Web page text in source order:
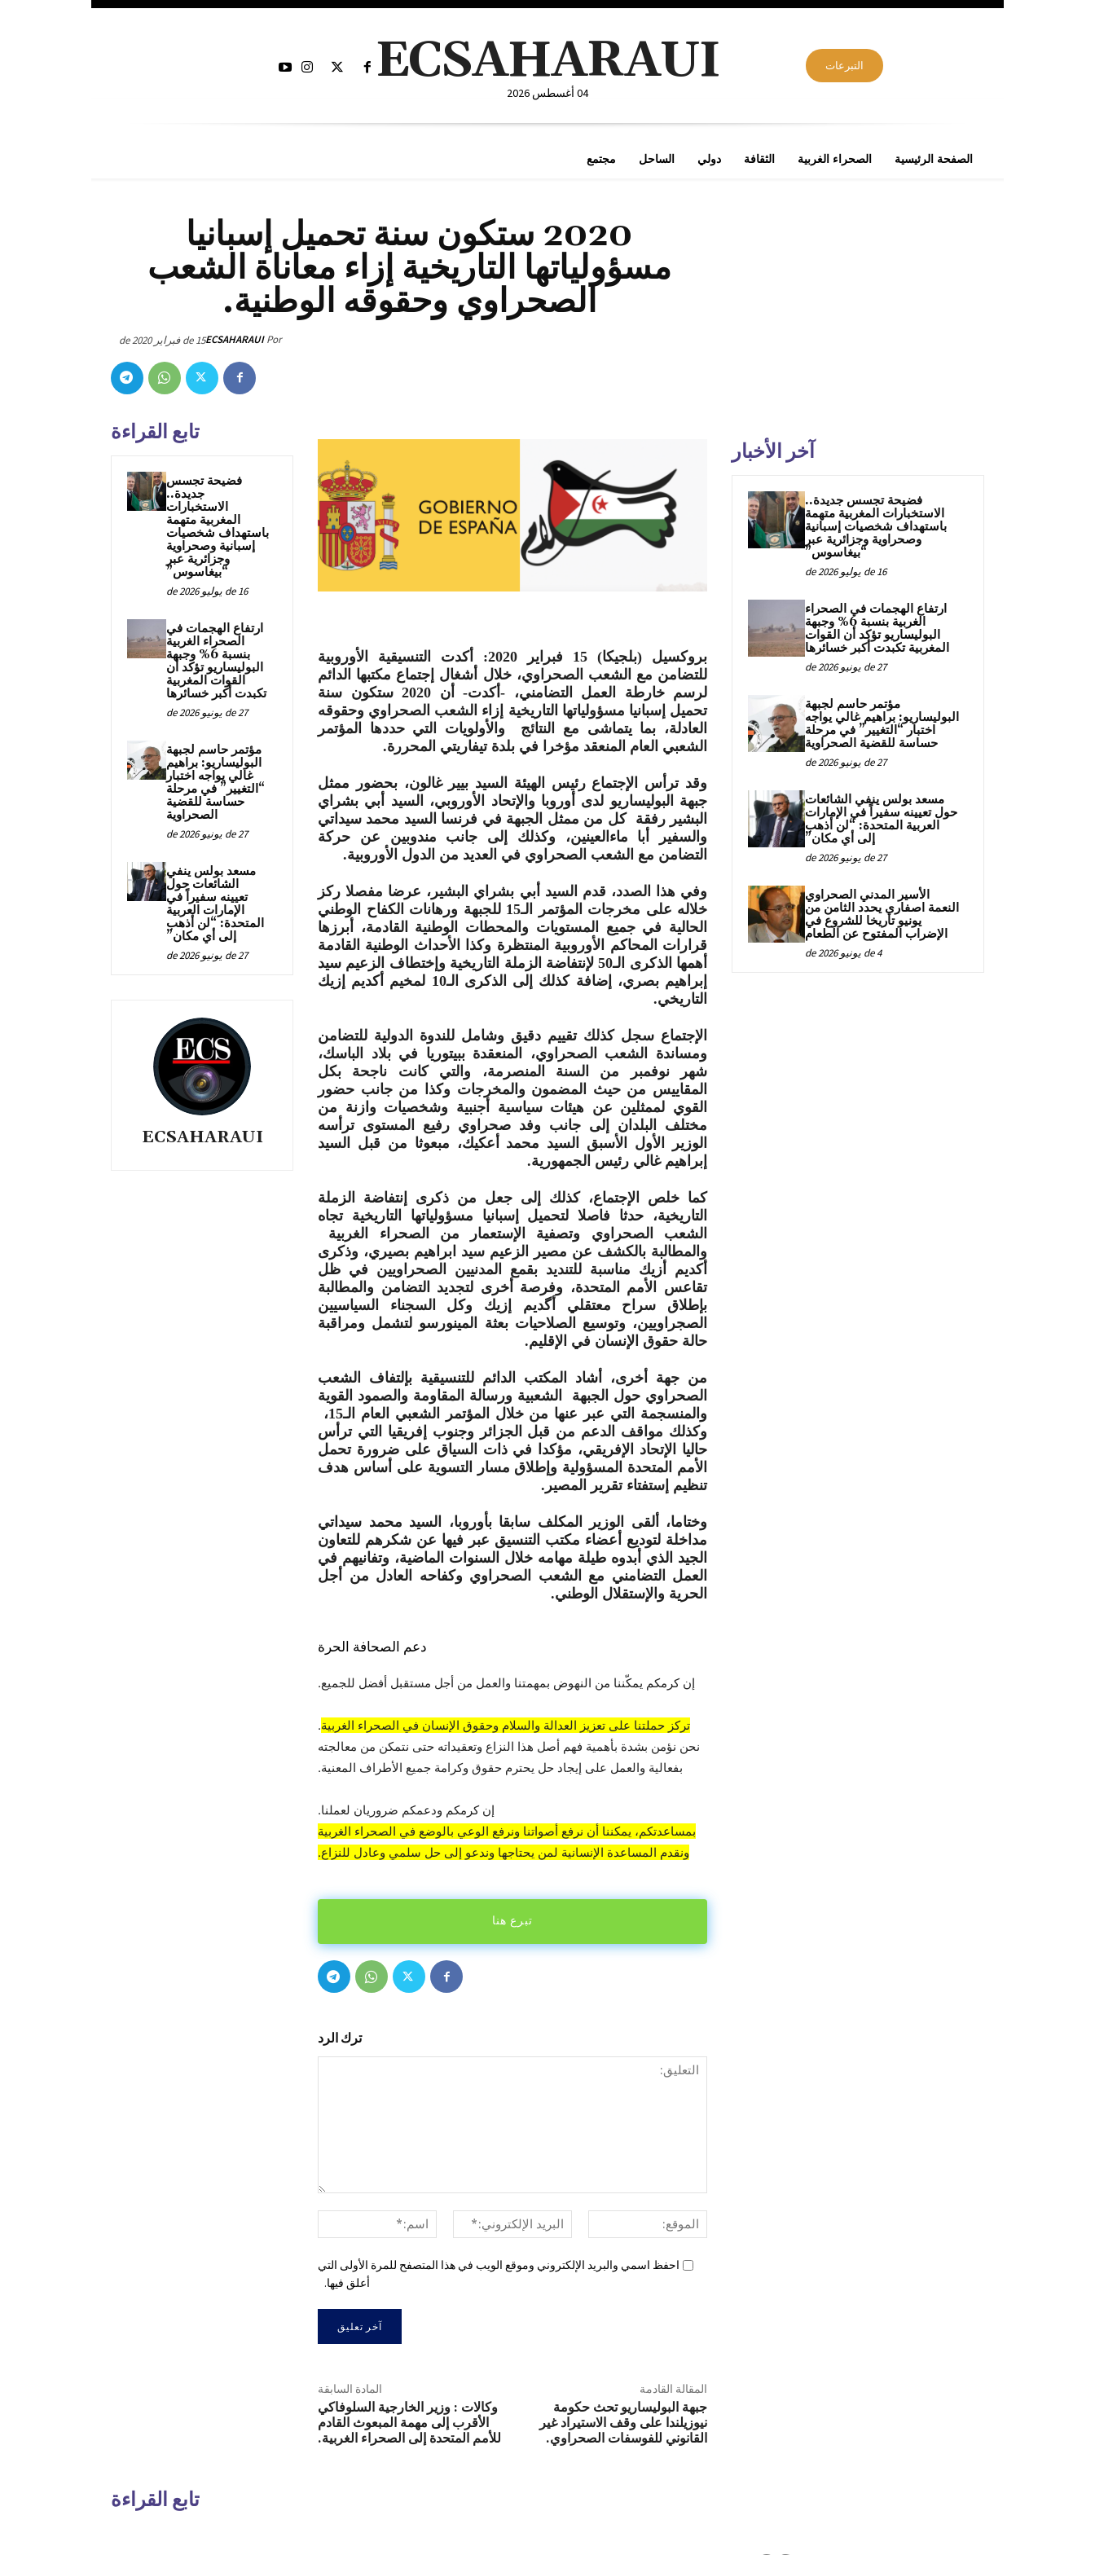
التبرعات ECSAHARAUI
04 أغسطس 2026
الصفحة الرئيسية الصحراء الغربية الثقافة دولي الساحل مجتمع
2020 ستكون سنة تحميل إسبانيا
مسؤولياتها التاريخية إزاء معاناة الشعب
الصحراوي وحقوقه الوطنية.
Por
ECSAHARAUI15 de فبراير de 2020
تابع القراءة
فضيحة تجسس
جديدة..
الاستخبارات
المغربية متهمة
باستهداف شخصيات
إسبانية وصحراوية
وجزائرية عبر
“بيغاسوس”
16 de يوليو de 2026
ارتفاع الهجمات في
الصحراء الغربية
بنسبة 6% وجبهة
البوليساريو تؤكد أن
القوات المغربية
تكبدت أكبر خسائرها
27 de يونيو de 2026
مؤتمر حاسم لجبهة
البوليساريو: براهيم
غالي يواجه اختبار
“التغيير” في مرحلة
حساسة للقضية
الصحراوية
27 de يونيو de 2026
مسعد بولس ينفي
الشائعات حول
تعيينه سفيراً في
الإمارات العربية
المتحدة: “لن أذهب
إلى أي مكان”
27 de يونيو de 2026
ECSAHARAUI
بروكسيل (بلجيكا) 15 فبراير 2020: أكدت التنسيقية الأوروبية
للتضامن مع الشعب الصحراوي، خلال أشغال إجتماع مكتبها الدائم
لرسم خارطة العمل التضامني، -أكدت- أن 2020 ستكون سنة
تحميل إسبانيا مسؤولياتها التاريخية إزاء الشعب الصحراوي وحقوقه
العادلة، بما يتماشى مع النتائج والأولويات التي حددها المؤتمر
الشعبي العام المنعقد مؤخرا في بلدة تيفاريتي المحررة.
وقد ترأس الإجتماع رئيس الهيئة السيد بيير غالون، بحضور ممثل
جبهة البوليساريو لدى أوروبا والإتحاد الأوروبي، السيد أبي بشراي
البشير رفقة كل من ممثل الجبهة في فرنسا السيد محمد سيداتي
والسفير أبا ماءالعينين، وكذلك إلى جانب مندوبين عن حركة
التضامن مع الشعب الصحراوي في العديد من الدول الأوروبية.
وفي هذا الصدد، قدم السيد أبي بشراي البشير، عرضا مفصلا ركز
خلاله على مخرجات المؤتمر الـ15 للجبهة ورهانات الكفاح الوطني
الحالية في جميع المستويات والمحطات الوطنية القادمة، أبرزها
قرارات المحاكم الأوروبية المنتظرة وكذا الأحداث الوطنية القادمة
أهمها الذكرى الـ50 لإنتفاضة الزملة التاريخية وإختطاف الزعيم سيد
إبراهيم بصري، إضافة كذلك إلى الذكرى الـ10 لمخيم أكديم إزيك
التاريخي.
الإجتماع سجل كذلك تقييم دقيق وشامل للندوة الدولية للتضامن
ومساندة الشعب الصحراوي، المنعقدة ببيتوريا في بلاد الباسك،
شهر نوفمبر من السنة المنصرمة، والتي كانت ناجحة بكل
المقاييس من حيث المضمون والمخرجات وكذا من جانب حضور
القوي لممثلين عن هيئات سياسية أجنبية وشخصيات وازنة من
مختلف البلدان إلى جانب وفد صحراوي رفيع المستوى ترأسه
الوزير الأول الأسبق السيد محمد أعكيك، مبعوثا من قبل السيد
إبراهيم غالي رئيس الجمهورية.
كما خلص الإجتماع، كذلك إلى جعل من ذكرى إنتفاضة الزملة
التاريخية، حدثا فاصلا لتحميل إسبانيا مسؤولياتها التاريخية تجاه
الشعب الصحراوي وتصفية الإستعمار من الصحراء الغربية
والمطالبة بالكشف عن مصير الزعيم سيد ابراهيم بصيري، وذكرى
أكديم أزيك مناسبة للتنديد بقمع المدنيين الصحراويين في ظل
تقاعس الأمم المتحدة، وفرصة أخرى لتجديد التضامن والمطالبة
بإطلاق سراح معتقلي أگديم إزيك وكل السجناء السياسيين
الصجراويين، وتوسيع الصلاحيات بعثة المينورسو لتشمل ومراقبة
حالة حقوق الإنسان في الإقليم.
من جهة أخرى، أشاد المكتب الدائم للتنسيقية بإلتفاف الشعب
الصحراوي حول الجبهة الشعبية ورسالة المقاومة والصمود القوية
والمنسجمة التي عبر عنها من خلال المؤتمر الشعبي العام الـ15،
وكذلك مواقف الدعم من قبل الجزائر وجنوب إفريقيا التي ترأس
حاليا الإتحاد الإفريقي، مؤكدا في ذات السياق على ضرورة تحمل
الأمم المتحدة المسؤولية وإطلاق مسار التسوية على أساس هدف
تنظيم إستفتاء تقرير المصير.
وختاما، ألقى الوزير المكلف سابقا بأوروبا، السيد محمد سيداتي
مداخلة لتوديع أعضاء مكتب التنسيق عبر فيها عن شكرهم للتعاون
الجيد الذي أبدوه طيلة مهامه خلال السنوات الماضية، وتفانيهم في
العمل التضامني مع الشعب الصحراوي وكفاحه العادل من أجل
الحرية والإستقلال الوطني.
دعم الصحافة الحرة
إن كرمكم يمكّننا من النهوض بمهمتنا والعمل من أجل مستقبل أفضل للجميع.
تركز حملتنا على تعزيز العدالة والسلام وحقوق الإنسان في الصحراء الغربية.
نحن نؤمن بشدة بأهمية فهم أصل هذا النزاع وتعقيداته حتى نتمكن من معالجته
بفعالية والعمل على إيجاد حل يحترم حقوق وكرامة جميع الأطراف المعنية.
إن كرمكم ودعمكم ضروريان لعملنا.
بمساعدتكم، يمكننا أن نرفع أصواتنا ونرفع الوعي بالوضع في الصحراء الغربية
ونقدم المساعدة الإنسانية لمن يحتاجها وندعو إلى حل سلمي وعادل للنزاع.
تبرع هنا
ترك الرد
الإلكتروني:*
الموقع:
احفظ اسمي والبريد الإلكتروني وموقع الويب في هذا المتصفح للمرة الأولى التي
أعلق فيها.
المادة السابقة
وكالات : وزير الخارجية السلوفاكي
الأقرب إلى مهمة المبعوث القادم
للأمم المتحدة إلى الصحراء الغربية.
المقالة القادمة
جبهة البوليساريو تحث حكومة
نيوزيلندا على وقف الاستيراد غير
القانوني للفوسفات الصحراوي.
تابع القراءة
آخر الأخبار
فضيحة تجسس جديدة..
الاستخبارات المغربية متهمة
باستهداف شخصيات إسبانية
وصحراوية وجزائرية عبر
“بيغاسوس”
16 de يوليو de 2026
ارتفاع الهجمات في الصحراء
الغربية بنسبة 6% وجبهة
البوليساريو تؤكد أن القوات
المغربية تكبدت أكبر خسائرها
27 de يونيو de 2026
مؤتمر حاسم لجبهة
البوليساريو: براهيم غالي يواجه
اختبار “التغيير” في مرحلة
حساسة للقضية الصحراوية
27 de يونيو de 2026
مسعد بولس ينفي الشائعات
حول تعيينه سفيراً في الإمارات
العربية المتحدة: “لن أذهب
إلى أي مكان”
27 de يونيو de 2026
الأسير المدني الصحراوي
النعمة اصفاري يحدد الثامن من
يونيو تاريخا للشروع في
الإضراب المفتوح عن الطعام
4 de يونيو de 2026